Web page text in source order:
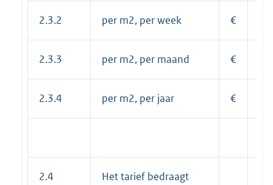
2.3.2 per m2, per week €
2.3.3 per m2, per maand €
2.3.4 per m2, per jaar €
2.4
Het tarief bedraagt